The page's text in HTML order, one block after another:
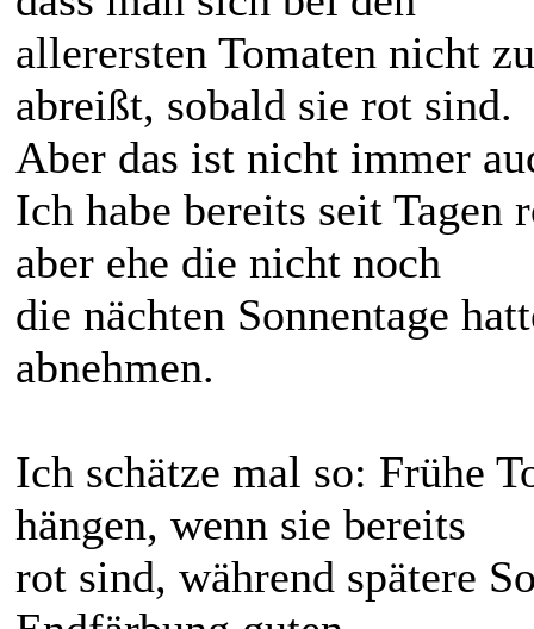
allerersten Tomaten nicht
abreißt, sobald sie rot sind.
Aber das ist nicht immer
Ich habe bereits seit Tagen
aber ehe die nicht noch
die nächten Sonnentage
abnehmen.
Ich schätze mal so: Frühe
hängen, wenn sie bereits
rot sind, während spätere